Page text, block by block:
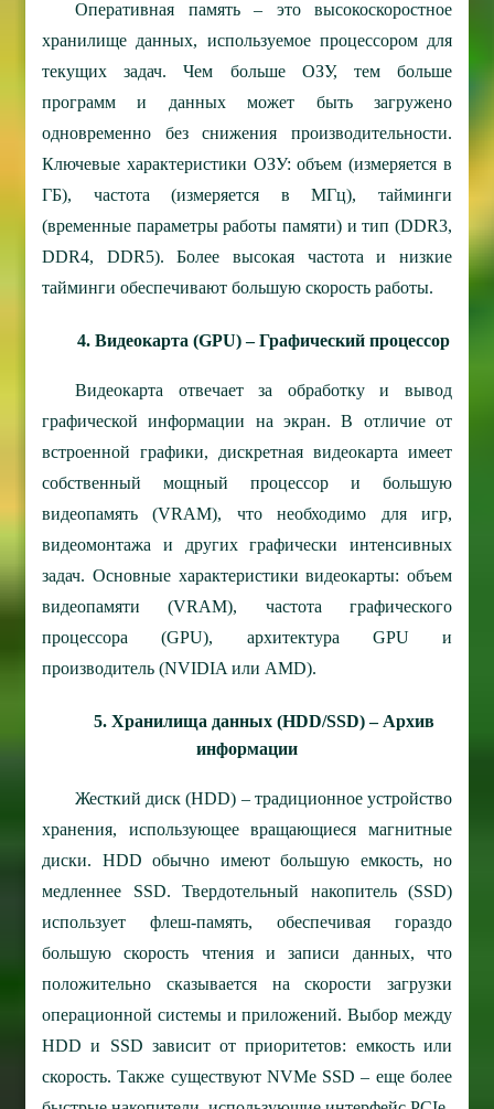
Оперативная память – это высокоскоростное
хранилище данных, используемое процессором для
текущих задач. Чем больше ОЗУ, тем больше
программ и данных может быть загружено
одновременно без снижения производительности.
Ключевые характеристики ОЗУ: объем (измеряется в
ГБ), частота (измеряется в МГц), тайминги
(временные параметры работы памяти) и тип (DDR3,
DDR4, DDR5). Более высокая частота и низкие
тайминги обеспечивают большую скорость работы.
4. Видеокарта (GPU) – Графический процессор
Видеокарта отвечает за обработку и вывод
графической информации на экран. В отличие от
встроенной графики, дискретная видеокарта имеет
собственный мощный процессор и большую
видеопамять (VRAM), что необходимо для игр,
видеомонтажа и других графически интенсивных
задач. Основные характеристики видеокарты: объем
видеопамяти (VRAM), частота графического
процессора (GPU), архитектура GPU и
производитель (NVIDIA или AMD).
5. Хранилища данных (HDD/SSD) – Архив
информации
Жесткий диск (HDD) – традиционное устройство
хранения, использующее вращающиеся магнитные
диски. HDD обычно имеют большую емкость, но
медленнее SSD. Твердотельный накопитель (SSD)
использует флеш-память, обеспечивая гораздо
большую скорость чтения и записи данных, что
положительно сказывается на скорости загрузки
операционной системы и приложений. Выбор между
HDD и SSD зависит от приоритетов: емкость или
скорость. Также существуют NVMe SSD – еще более